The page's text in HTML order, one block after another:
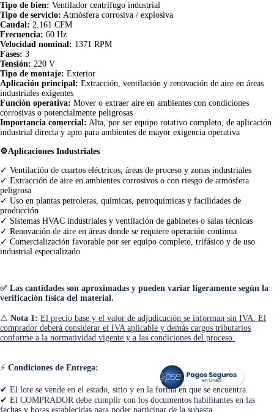
Tipo de bien: Ventilador centrífugo industrial
Tipo de servicio: Atmósfera corrosiva / explosiva
Caudal: 2.161 CFM
Frecuencia: 60 Hz
Velocidad nominal: 1371 RPM
Fases: 3
Tensión: 220 V
Tipo de montaje: Exterior
Aplicación principal: Extracción, ventilación y renovación de aire en áreas
industriales exigentes
Función operativa: Mover o extraer aire en ambientes con condiciones
corrosivas o potencialmente peligrosas
Importancia comercial: Alta, por ser equipo rotativo completo, de aplicación
industrial directa y apto para ambientes de mayor exigencia operativa
⚙️Aplicaciones Industriales
✓ Ventilación de cuartos eléctricos, áreas de proceso y zonas industriales
✓ Extracción de aire en ambientes corrosivos o con riesgo de atmósfera
peligrosa
✓ Uso en plantas petroleras, químicas, petroquímicas y facilidades de
producción
✓ Sistemas HVAC industriales y ventilación de gabinetes o salas técnicas
✓ Renovación de aire en áreas donde se requiere operación continua
✓ Comercialización favorable por ser equipo completo, trifásico y de uso
industrial especializado
✅ Las cantidades son aproximadas y pueden variar ligeramente según la
verificación física del material.
⚠ Nota 1: El precio base y el valor de adjudicación se informan sin IVA. El
comprador deberá considerar el IVA aplicable y demás cargos tributarios
conforme a la normatividad vigente y a las condiciones del proceso.
⚡ Condiciones de Entrega:
✔ El lote se vende en el estado, sitio y en la forma en que se encuentra.
✔ El COMPRADOR debe cumplir con los documentos habilitantes en las
fechas y horas establecidas para poder participar de la subasta.